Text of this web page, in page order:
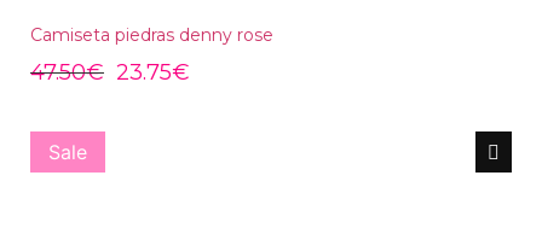
Camiseta piedras denny rose
47.50€ 23.75€
Sale